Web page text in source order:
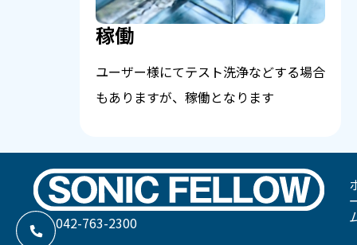
稼働
ユーザー様にてテスト洗浄などする場合
もありますが、稼働となります
042-763-2300